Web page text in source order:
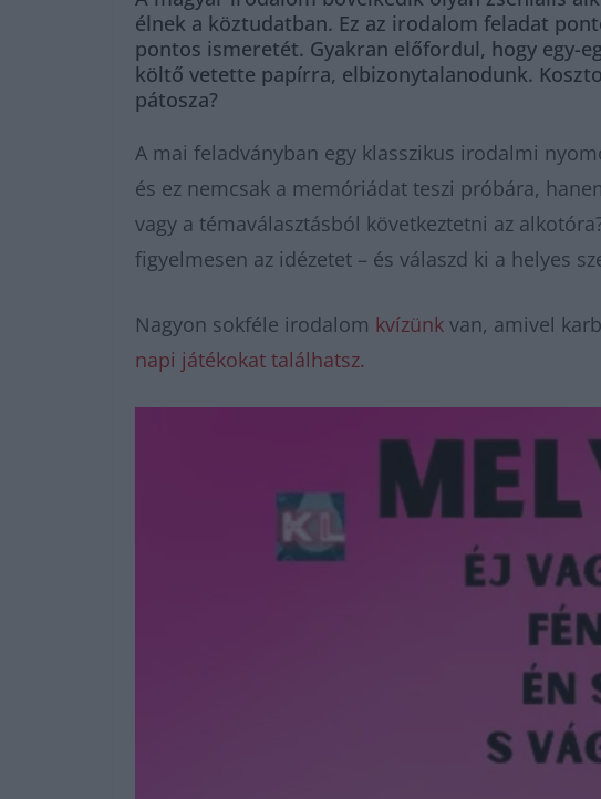
élnek a köztudatban. Ez az irodalom feladat
pontos ismeretét. Gyakran előfordul, hogy egy-
költő vetette papírra, elbizonytalanodunk.
pátosza?
A mai feladványban egy klasszikus irodalmi
és ez nemcsak a memóriádat teszi próbára,
vagy a témaválasztásból következtetni az
figyelmesen az idézetet – és válaszd ki a helyes
Nagyon sokféle irodalom kvízünk van, amivel
napi játékokat találhatsz.